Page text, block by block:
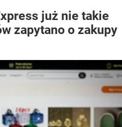
już nie takie
zapytano o zakupy